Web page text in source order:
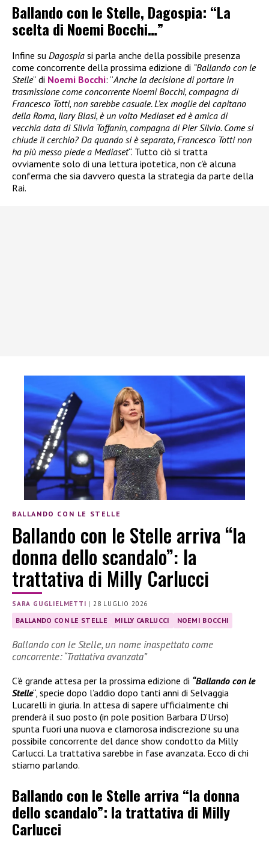
Ballando con le Stelle, Dagospia: “La
scelta di Noemi Bocchi…”
Infine su Dagospia si parla anche della possibile presenza
come concorrente della prossima edizione di “Ballando con le
Stelle” di Noemi Bocchi: “Anche la decisione di portare in
trasmissione come concorrente Noemi Bocchi, compagna di
Francesco Totti, non sarebbe casuale. L’ex moglie del capitano
della Roma, Ilary Blasi, è un volto Mediaset ed è amica di
vecchia data di Silvia Toffanin, compagna di Pier Silvio. Come si
chiude il cerchio? Da quando si è separato, Francesco Totti non
ha più messo piede a Mediaset“. Tutto ciò si tratta
ovviamente solo di una lettura ipotetica, non c’è alcuna
conferma che sia davvero questa la strategia da parte della
Rai.
BALLANDO CON LE STELLE
Ballando con le Stelle arriva “la
donna dello scandalo”: la
trattativa di Milly Carlucci
SARA GUGLIELMETTI |28 LUGLIO 2026
BALLANDO CON LE STELLE MILLY CARLUCCI NOEMI BOCCHI
Ballando con le Stelle, un nome inaspettato come
concorrente: “Trattativa avanzata”
C’è grande attesa per la prossima edizione di “Ballando con le
Stelle“, specie dopo l’addio dopo tanti anni di Selvaggia
Lucarelli in giuria. In attesa di sapere ufficialmente chi
prenderà il suo posto (in pole position Barbara D’Urso)
spunta fuori una nuova e clamorosa indiscrezione su una
possibile concorrente del dance show condotto da Milly
Carlucci. La trattativa sarebbe in fase avanzata. Ecco di chi
stiamo parlando.
Ballando con le Stelle arriva “la donna
dello scandalo”: la trattativa di Milly
Carlucci